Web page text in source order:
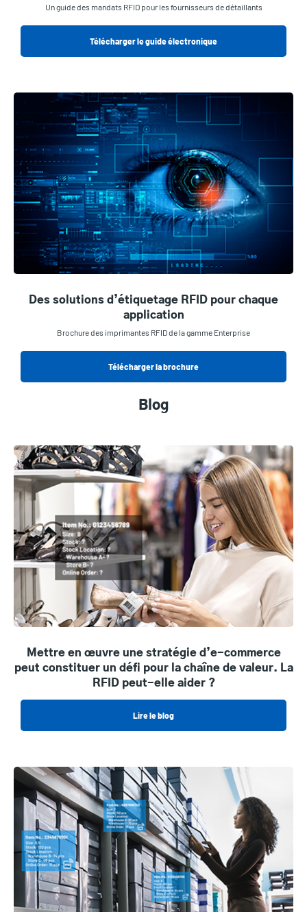
Un guide des mandats RFID pour les fournisseurs de détaillants
Télécharger le guide électronique
Des solutions d’étiquetage RFID pour chaque
application
Brochure des imprimantes RFID de la gamme Enterprise
Télécharger la brochure
Blog
Mettre en œuvre une stratégie d’e-commerce
peut constituer un défi pour la chaîne de valeur. La
RFID peut-elle aider ?
Lire le blog